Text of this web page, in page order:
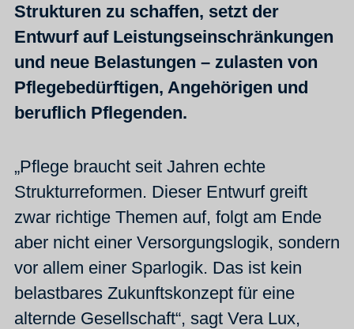
Strukturen zu schaffen, setzt der
Entwurf auf Leistungseinschränkungen
und neue Belastungen – zulasten von
Pflegebedürftigen, Angehörigen und
beruflich Pflegenden.
„Pflege braucht seit Jahren echte
Strukturreformen. Dieser Entwurf greift
zwar richtige Themen auf, folgt am Ende
aber nicht einer Versorgungslogik, sondern
vor allem einer Sparlogik. Das ist kein
belastbares Zukunftskonzept für eine
alternde Gesellschaft“, sagt Vera Lux,